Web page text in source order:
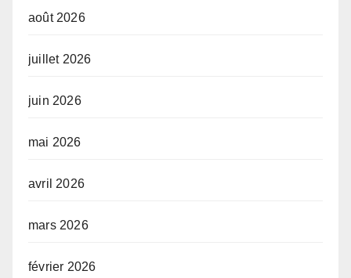
août 2026
juillet 2026
juin 2026
mai 2026
avril 2026
mars 2026
février 2026